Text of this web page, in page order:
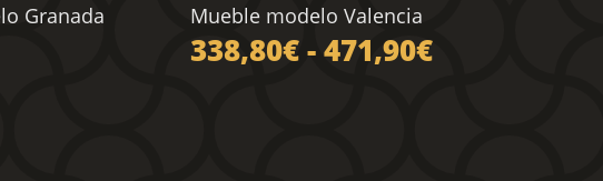
Granada Mueble modelo Valencia
338,80€ - 471,90€Rango